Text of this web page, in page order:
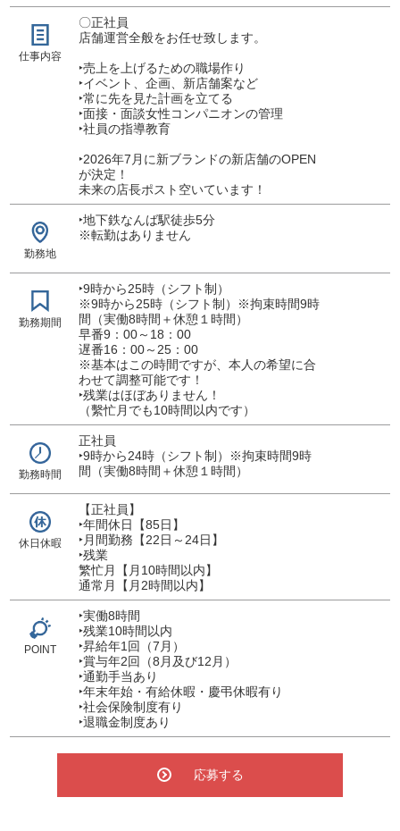
仕事内容
〇正社員
店舗運営全般をお任せ致します。
‣売上を上げるための職場作り
‣イベント、企画、新店舗案など
‣常に先を見た計画を立てる
‣面接・面談女性コンパニオンの管理
‣社員の指導教育
‣2026年7月に新ブランドの新店舗のOPEN
が決定！
未来の店長ポスト空いています！
勤務地
‣地下鉄なんば駅徒歩5分
※転勤はありません
勤務期間
‣9時から25時（シフト制）
※9時から25時（シフト制）※拘束時間9時
間（実働8時間＋休憩１時間）
早番9：00～18：00
遅番16：00～25：00
※基本はこの時間ですが、本人の希望に合
わせて調整可能です！
‣残業はほぼありません！
（繫忙月でも10時間以内です）
勤務時間
正社員
‣9時から24時（シフト制）※拘束時間9時
間（実働8時間＋休憩１時間）
休日休暇
【正社員】
‣年間休日【85日】
‣月間勤務【22日～24日】
‣残業
繁忙月【月10時間以内】
通常月【月2時間以内】
POINT
‣実働8時間
‣残業10時間以内
‣昇給年1回（7月）
‣賞与年2回（8月及び12月）
‣通勤手当あり
‣年末年始・有給休暇・慶弔休暇有り
‣社会保険制度有り
‣退職金制度あり
応募する